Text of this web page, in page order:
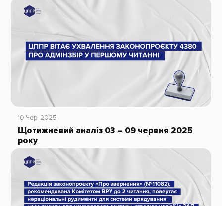
10 Чер, 2025
Щотижневий аналіз 03 – 09 червня 2025
року